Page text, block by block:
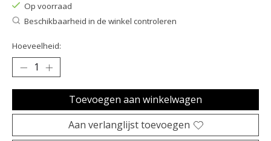
Op voorraad
Beschikbaarheid in de winkel controleren
Hoeveelheid:
Toevoegen aan winkelwagen
Aan verlanglijst toevoegen